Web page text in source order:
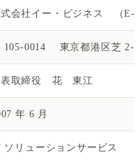
会社イー・ビジネス （E-
105-0014 東京都港区芝 2-
表取締役 花 東江
年 6 月
ソリューションサービス